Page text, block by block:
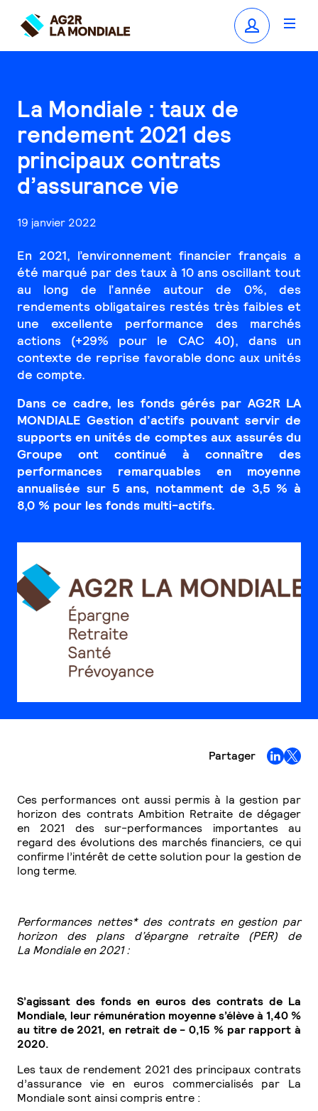
La Mondiale : taux de
rendement 2021 des
principaux contrats
d’assurance vie
19 janvier 2022
En 2021, l’environnement financier français a
été marqué par des taux à 10 ans oscillant tout
au long de l’année autour de 0%, des
rendements obligataires restés très faibles et
une excellente performance des marchés
actions (+29% pour le CAC 40), dans un
contexte de reprise favorable donc aux unités
de compte.
Dans ce cadre, les fonds gérés par AG2R LA
MONDIALE Gestion d’actifs pouvant servir de
supports en unités de comptes aux assurés du
Groupe ont continué à connaître des
performances remarquables en moyenne
annualisée sur 5 ans, notamment de 3,5 % à
8,0 % pour les fonds multi-actifs.
Partager
Ces performances ont aussi permis à la gestion par
horizon des contrats Ambition Retraite de dégager
en 2021 des sur-performances importantes au
regard des évolutions des marchés financiers, ce qui
confirme l’intérêt de cette solution pour la gestion de
long terme.
Performances nettes* des contrats en gestion par
horizon des plans d’épargne retraite (PER) de
La Mondiale en 2021 :
S’agissant des fonds en euros des contrats de La
Mondiale, leur rémunération moyenne s’élève à 1,40 %
au titre de 2021, en retrait de - 0,15 % par rapport à
2020.
Les taux de rendement 2021 des principaux contrats
d’assurance vie en euros commercialisés par La
Mondiale sont ainsi compris entre :